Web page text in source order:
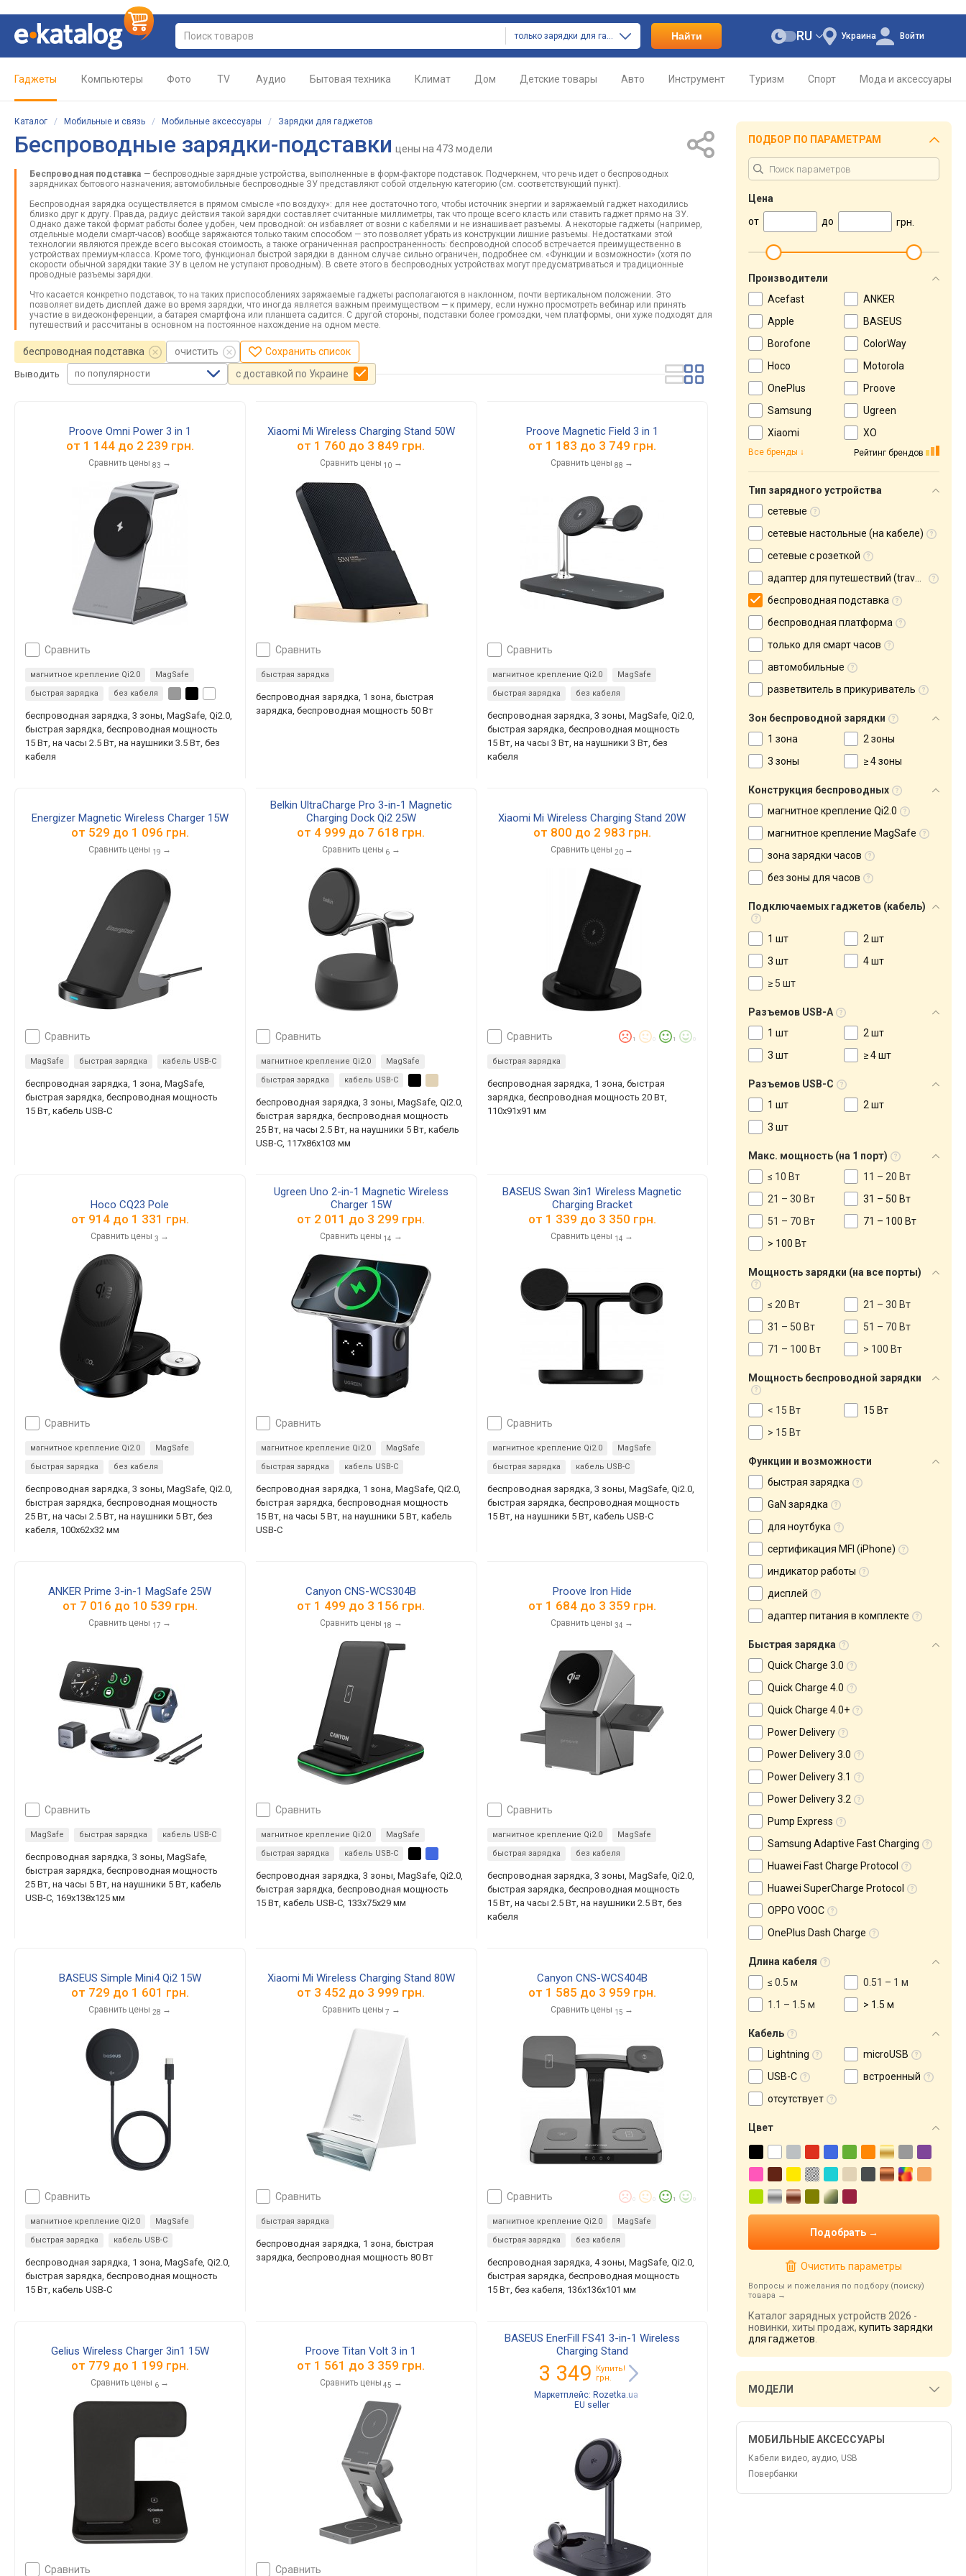
только зарядки для гаджетов Найти Украина
RU Войти
Гаджеты Компьютеры Фото TV Аудио Бытовая техника Климат Дом Детские товары Авто Инструмент Туризм Спорт Мода и аксессуары
Каталог / Мобильные и связь / Мобильные аксессуары / Зарядки для гаджетов
Беспроводные зарядки-подставки цены на 473 модели
Беспроводная подставка — беспроводные зарядные устройства, выполненные в форм-факторе подставок. Подчеркнем, что речь идет о беспроводных
зарядниках бытового назначения; автомобильные беспроводные ЗУ представляют собой отдельную категорию (см. соответствующий пункт).
Беспроводная зарядка осуществляется в прямом смысле «по воздуху»: для нее достаточно того, чтобы источник энергии и заряжаемый гаджет находились
близко друг к другу. Правда, радиус действия такой зарядки составляет считанные миллиметры, так что проще всего класть или ставить гаджет прямо на ЗУ.
Однако даже такой формат работы более удобен, чем проводной: он избавляет от возни с кабелями и не изнашивает разъемы. А некоторые гаджеты (например,
отдельные модели смарт-часов) вообще заряжаются только таким способом — это позволяет убрать из конструкции лишние разъемы. Недостатками этой
технологии являются прежде всего высокая стоимость, а также ограниченная распространенность: беспроводной способ встречается преимущественно в
устройствах премиум-класса. Кроме того, функционал быстрой зарядки в данном случае сильно ограничен, подробнее см. «Функции и возможности» (хотя по
скорости обычной зарядки такие ЗУ в целом не уступают проводным). В свете этого в беспроводных устройствах могут предусматриваться и традиционные
проводные разъемы зарядки.
Что касается конкретно подставок, то на таких приспособлениях заряжаемые гаджеты располагаются в наклонном, почти вертикальном положении. Это
позволяет видеть дисплей даже во время зарядки, что иногда является важным преимуществом — к примеру, если нужно просмотреть вебинар или принять
участие в видеоконференции, а батарея смартфона или планшета садится. С другой стороны, подставки более громоздки, чем платформы, они хуже подходят для
путешествий и рассчитаны в основном на постоянное нахождение на одном месте.
беспроводная подставка очистить Сохранить список
Выводить по популярности с доставкой по Украине
Proove Omni Power 3 in 1
от 1 144до 2 239 грн.
Сравнить цены 83 →
сравнить
магнитное крепление Qi2.0
MagSafe
быстрая зарядка
без кабеля
беспроводная зарядка, 3 зоны, MagSafe, Qi2.0,
быстрая зарядка, беспроводная мощность
15 Вт, на часы 2.5 Вт, на наушники 3.5 Вт, без
кабеля
Xiaomi Mi Wireless Charging Stand 50W
от 1 760 до 3 849 грн.
Сравнить цены 10 →
сравнить
быстрая зарядка
беспроводная зарядка, 1 зона, быстрая
зарядка, беспроводная мощность 50 Вт
Proove Magnetic Field 3 in 1
от 1 183 до 3 749 грн.
Сравнить цены 88 →
сравнить
магнитное крепление Qi2.0
MagSafe
быстрая зарядка
без кабеля
беспроводная зарядка, 3 зоны, MagSafe, Qi2.0,
быстрая зарядка, беспроводная мощность
15 Вт, на часы 3 Вт, на наушники 3 Вт, без
кабеля
Energizer Magnetic Wireless Charger 15W
от 529 до 1 096 грн.
Сравнить цены 19 →
сравнить
MagSafe быстрая зарядка кабель USB-C
беспроводная зарядка, 1 зона, MagSafe,
быстрая зарядка, беспроводная мощность
15 Вт, кабель USB-C
Belkin UltraCharge Pro 3-in-1 Magnetic
Charging Dock Qi2 25W
от 4 999 до 7 618 грн.
Сравнить цены 6 →
сравнить
магнитное крепление Qi2.0
MagSafe
быстрая зарядка
кабель USB-C
беспроводная зарядка, 3 зоны, MagSafe, Qi2.0,
быстрая зарядка, беспроводная мощность
25 Вт, на часы 2.5 Вт, на наушники 5 Вт, кабель
USB-C, 117x86x103 мм
Xiaomi Mi Wireless Charging Stand 20W
от 800 до 2 983 грн.
Сравнить цены 20 →
сравнить 1 1
быстрая зарядка
беспроводная зарядка, 1 зона, быстрая
зарядка, беспроводная мощность 20 Вт,
110x91x91 мм
Hoco CQ23 Pole
от 914до 1 331 грн.
Сравнить цены 3 →
сравнить
магнитное крепление Qi2.0
MagSafe
быстрая зарядка
без кабеля
беспроводная зарядка, 3 зоны, MagSafe, Qi2.0,
быстрая зарядка, беспроводная мощность
25 Вт, на часы 2.5 Вт, на наушники 5 Вт, без
кабеля, 100x62x32 мм
Ugreen Uno 2-in-1 Magnetic Wireless
Charger 15W
от 2 011 до 3 299 грн.
Сравнить цены 14 →
сравнить
магнитное крепление Qi2.0
MagSafe
быстрая зарядка
кабель USB-C
беспроводная зарядка, 1 зона, MagSafe, Qi2.0,
быстрая зарядка, беспроводная мощность
15 Вт, на часы 5 Вт, на наушники 5 Вт, кабель
USB-C
BASEUS Swan 3in1 Wireless Magnetic
Charging Bracket
от 1 339 до 3 350 грн.
Сравнить цены 14 →
сравнить
магнитное крепление Qi2.0
MagSafe
быстрая зарядка
кабель USB-C
беспроводная зарядка, 3 зоны, MagSafe, Qi2.0,
быстрая зарядка, беспроводная мощность
15 Вт, на наушники 5 Вт, кабель USB-C
ANKER Prime 3-in-1 MagSafe 25W
от 7 016 до 10 539 грн.
Сравнить цены 17 →
сравнить
MagSafe быстрая зарядка кабель USB-C
беспроводная зарядка, 3 зоны, MagSafe,
быстрая зарядка, беспроводная мощность
25 Вт, на часы 5 Вт, на наушники 5 Вт, кабель
USB-C, 169x138x125 мм
Canyon CNS-WCS304B
от 1 499 до 3 156 грн.
Сравнить цены 18 →
сравнить
магнитное крепление Qi2.0
MagSafe
быстрая зарядка
кабель USB-C
беспроводная зарядка, 3 зоны, MagSafe, Qi2.0,
быстрая зарядка, беспроводная мощность
15 Вт, кабель USB-C, 133x75x29 мм
Proove Iron Hide
от 1 684до 3 359 грн.
Сравнить цены 34 →
сравнить
магнитное крепление Qi2.0
MagSafe
быстрая зарядка
без кабеля
беспроводная зарядка, 3 зоны, MagSafe, Qi2.0,
быстрая зарядка, беспроводная мощность
15 Вт, на часы 2.5 Вт, на наушники 2.5 Вт, без
кабеля
BASEUS Simple Mini4 Qi2 15W
от 729 до 1 601 грн.
Сравнить цены 28 →
сравнить
магнитное крепление Qi2.0
MagSafe
быстрая зарядка
кабель USB-C
беспроводная зарядка, 1 зона, MagSafe, Qi2.0,
быстрая зарядка, беспроводная мощность
15 Вт, кабель USB-C
Xiaomi Mi Wireless Charging Stand 80W
от 3 452 до 3 999 грн.
Сравнить цены 7 →
сравнить
быстрая зарядка
беспроводная зарядка, 1 зона, быстрая
зарядка, беспроводная мощность 80 Вт
Canyon CNS-WCS404B
от 1 585 до 3 959 грн.
Сравнить цены 15 →
сравнить 1
магнитное крепление Qi2.0
MagSafe
быстрая зарядка
без кабеля
беспроводная зарядка, 4 зоны, MagSafe, Qi2.0,
быстрая зарядка, беспроводная мощность
15 Вт, без кабеля, 136x136x101 мм
Gelius Wireless Charger 3in1 15W
от 779 до 1 199 грн.
Сравнить цены 6 →
сравнить
Proove Titan Volt 3 in 1
от 1 561 до 3 359 грн.
Сравнить цены 45 →
сравнить
BASEUS EnerFill FS41 3-in-1 Wireless
Charging Stand
3 349
Купить!
грн.
Маркетплейс: Rozetka.ua
EU seller
ПОДБОР ПО ПАРАМЕТРАМ
Цена
от
до грн.
Производители
Acefast
ANKER
Apple
BASEUS
Borofone
ColorWay
Hoco
Motorola
OnePlus
Proove
Samsung
Ugreen
Xiaomi
XO
Рейтинг брендов
Все бренды
Тип зарядного устройства
сетевые
сетевые настольные (на кабеле)
сетевые с розеткой
адаптер для путешествий (travel adapter)
беспроводная подставка
беспроводная платформа
только для смарт часов
автомобильные
разветвитель в прикуриватель
Зон беспроводной зарядки
1 зона
2 зоны
3 зоны
≥ 4 зоны
Конструкция беспроводных
магнитное крепление Qi2.0
магнитное крепление MagSafe
зона зарядки часов
без зоны для часов
Подключаемых гаджетов (кабель)
1 шт
2 шт
3 шт
4 шт
≥ 5 шт
Разъемов USB-A
1 шт
2 шт
3 шт
≥ 4 шт
Разъемов USB-C
1 шт
2 шт
3 шт
Макс. мощность (на 1 порт)
≤ 10 Вт
11 – 20 Вт
21 – 30 Вт
31 – 50 Вт
51 – 70 Вт
71 – 100 Вт
> 100 Вт
Мощность зарядки (на все порты)
≤ 20 Вт
21 – 30 Вт
31 – 50 Вт
51 – 70 Вт
71 – 100 Вт
> 100 Вт
Мощность беспроводной зарядки
< 15 Вт
15 Вт
> 15 Вт
Функции и возможности
быстрая зарядка
GaN зарядка
для ноутбука
сертификация MFI (iPhone)
индикатор работы
дисплей
адаптер питания в комплекте
Быстрая зарядка
Quick Charge 3.0
Quick Charge 4.0
Quick Charge 4.0+
Power Delivery
Power Delivery 3.0
Power Delivery 3.1
Power Delivery 3.2
Pump Express
Samsung Adaptive Fast Charging
Huawei Fast Charge Protocol
Huawei SuperCharge Protocol
OPPO VOOC
OnePlus Dash Charge
Длина кабеля
≤ 0.5 м
0.51 – 1 м
1.1 – 1.5 м
> 1.5 м
Кабель
Lightning
microUSB
USB-C
встроенный
отсутствует
Цвет
Очистить параметры
Вопросы и пожелания по подбору (поиску)
товара
Каталог зарядных устройств 2026 -
новинки, хиты продаж, купить зарядки
для гаджетов
МОДЕЛИ
МОБИЛЬНЫЕ АКСЕССУАРЫ
Кабели видео, аудио, USB
Повербанки